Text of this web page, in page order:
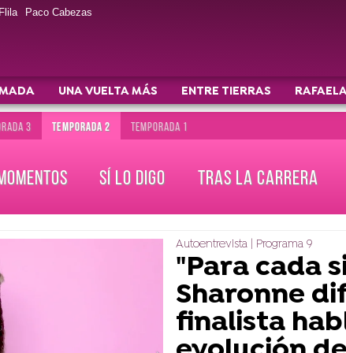
Paco Cabezas
UNA VUELTA MÁS ENTRE TIERRAS
3 TEMPORADA 2 TEMPORADA 1
SÍ LO DIGO TRAS LA CARRERA
Autoentrevista | Programa 9
"Para cada
Sharonne
finalista